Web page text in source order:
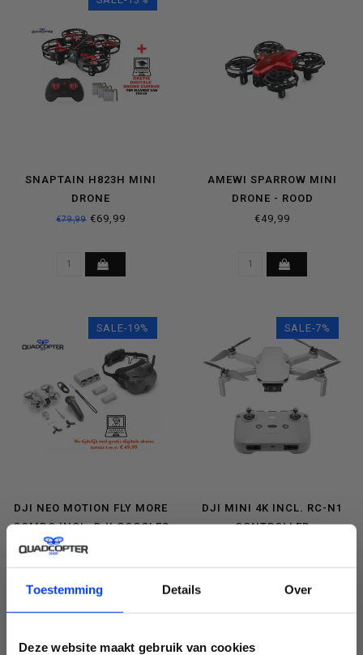
Toestemming Details Over
Deze website maakt gebruik van cookies
SNAPTAIN H823H MINI
DRONE
€79,99€69,99
AMEWI SPARROW MINI
DRONE - ROOD
€49,99
SALE-19%
DJI NEO MOTION FLY MORE
COMBO INCL. DJI GOGGLES
N3 EN DJI RC MOTION 3
€549,00€444,99
SALE-7%
DJI MINI 4K INCL. RC-N1
CONTROLLER